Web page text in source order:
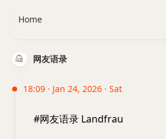
网友语录
18:09 · Jan 24, 2026 · Sat
#网友语录 Landfrau
Home